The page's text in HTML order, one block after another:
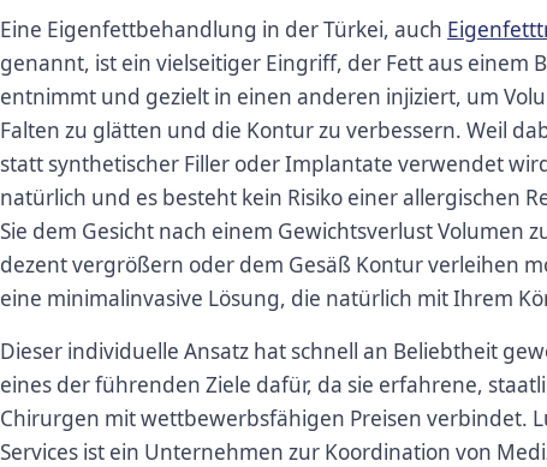
Eine Eigenfettbehandlung in der Türkei, auch
genannt, ist ein vielseitiger Eingriff, der Fett aus einem
entnimmt und gezielt in einen anderen injiziert, um
Falten zu glätten und die Kontur zu verbessern. Weil
statt synthetischer Filler oder Implantate verwendet
natürlich und es besteht kein Risiko einer allergischen
Sie dem Gesicht nach einem Gewichtsverlust Volumen
dezent vergrößern oder dem Gesäß Kontur verleihen
eine minimalinvasive Lösung, die natürlich mit Ihrem
Dieser individuelle Ansatz hat schnell an Beliebtheit
eines der führenden Ziele dafür, da sie erfahrene,
Chirurgen mit wettbewerbsfähigen Preisen verbindet.
Services ist ein Unternehmen zur Koordination von